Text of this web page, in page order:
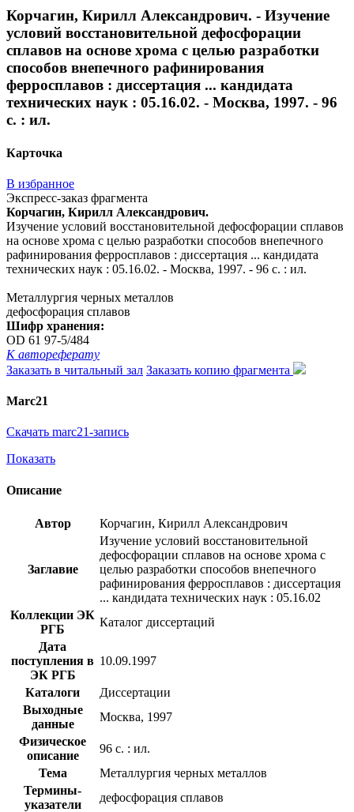
Корчагин, Кирилл Александрович. - Изучение
условий восстановительной дефосфорации
сплавов на основе хрома с целью разработки
способов внепечного рафинирования
ферросплавов : диссертация ... кандидата
технических наук : 05.16.02. - Москва, 1997. - 96
с. : ил.
Карточка
В избранное
Экспресс-заказ фрагмента
Корчагин, Кирилл Александрович.
Изучение условий восстановительной дефосфорации сплавов
на основе хрома с целью разработки способов внепечного
рафинирования ферросплавов : диссертация ... кандидата
технических наук : 05.16.02. - Москва, 1997. - 96 с. : ил.
Металлургия черных металлов
дефосфорация сплавов
Шифр хранения:
OD 61 97-5/484
К автореферату
Заказать в читальный зал Заказать копию фрагмента
Marc21
Скачать marc21-запись
Показать
Описание
Автор Корчагин, Кирилл Александрович
Заглавие
Изучение условий восстановительной
дефосфорации сплавов на основе хрома с
целью разработки способов внепечного
рафинирования ферросплавов : диссертация
... кандидата технических наук : 05.16.02
Коллекции ЭК
РГБ
Каталог диссертаций
Дата
поступления в
ЭК РГБ
10.09.1997
Каталоги
Диссертации
Выходные
данные
Москва, 1997
Физическое
описание
96 с. : ил.
Тема
Металлургия черных металлов
Термины-
указатели
дефосфорация сплавов